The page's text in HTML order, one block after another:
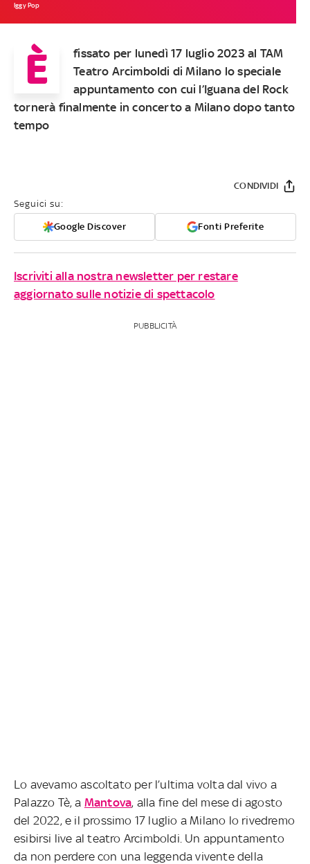
Iggy Pop
È
fissato per lunedì 17 luglio 2023 al TAM
Teatro Arcimboldi di Milano lo speciale
appuntamento con cui l’Iguana del Rock
tornerà finalmente in concerto a Milano dopo tanto
tempo
Seguici su:
Google Discover Fonti Preferite
CONDIVIDI
Iscriviti alla nostra newsletter per restare
aggiornato sulle notizie di spettacolo
PUBBLICITÀ
Lo avevamo ascoltato per l’ultima volta dal vivo a
Palazzo Tè, a Mantova, alla fine del mese di agosto
del 2022, e il prossimo 17 luglio a Milano lo rivedremo
esibirsi live al teatro Arcimboldi. Un appuntamento
da non perdere con una leggenda vivente della